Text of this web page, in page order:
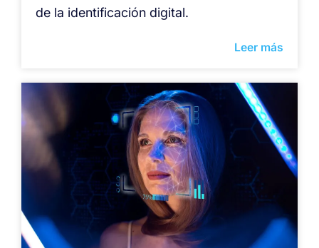
de la identificación digital.
Leer más